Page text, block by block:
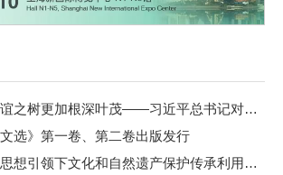
让中朝传统友谊之树更加根深叶茂——习近平总书记对朝鲜进行国事访问纪实
文选》第一卷、第二卷出版发行
在习近平文化思想引领下文化和自然遗产保护传承利用工作开创新局面